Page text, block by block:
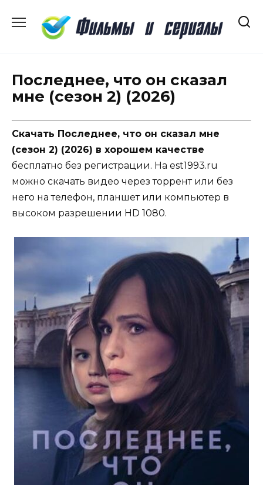
содержанию
Последнее, что он сказал
мне (сезон 2) (2026)
Скачать Последнее, что он сказал мне
(сезон 2) (2026) в хорошем качестве
бесплатно без регистрации. На est1993.ru
можно скачать видео через торрент или без
него на телефон, планшет или компьютер в
высоком разрешении HD 1080.